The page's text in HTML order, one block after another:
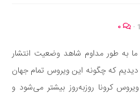
·
ما به طور مداوم شاهد وضعیت انتشار
که چگونه این ویروس تمام جهان
کرونا روزبه‌روز بیشتر می‌شود و